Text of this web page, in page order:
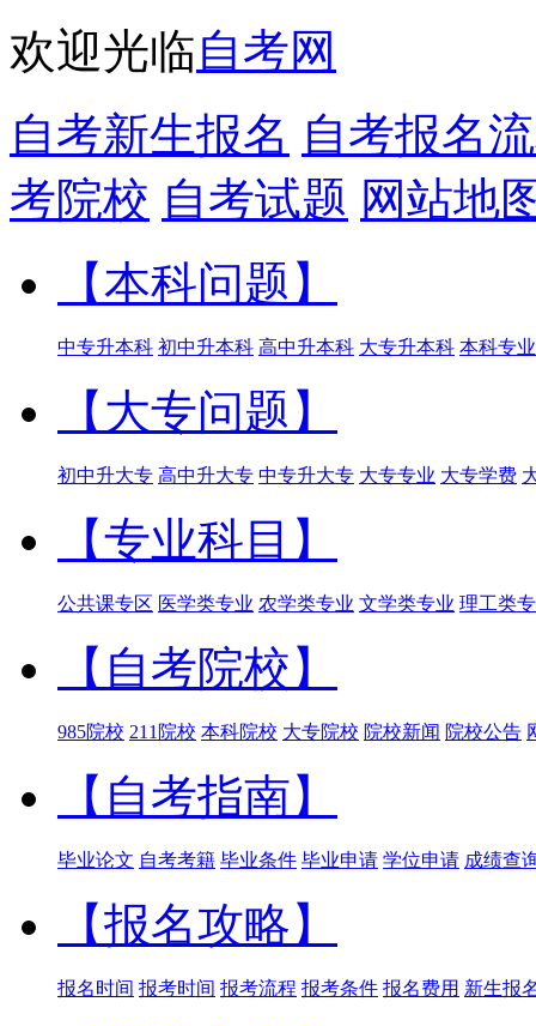
欢迎光临自考网
自考新生报名 自考报名
考院校 自考试题 网站地
【本科问题】
中专升本科 初中升本科 高中升本科 大专升本科 本科专业
【大专问题】
初中升大专 高中升大专 中专升大专 大专专业 大专学费
【专业科目】
公共课专区 医学类专业 农学类专业 文学类专业 理工类
【自考院校】
985院校 211院校 本科院校 大专院校 院校新闻 院校公告
【自考指南】
毕业论文 自考考籍 毕业条件 毕业申请 学位申请 成绩查
【报名攻略】
报名时间 报考时间 报考流程 报考条件 报名费用 新生报